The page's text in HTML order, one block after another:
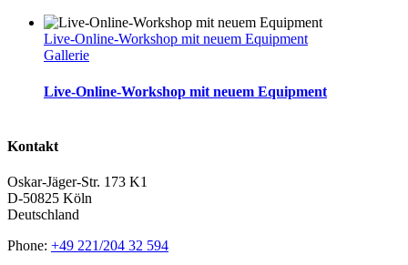
Live-Online-Workshop mit neuem Equipment
Gallerie
Live-Online-Workshop mit neuem Equipment
Kontakt
Oskar-Jäger-Str. 173 K1
D-50825 Köln
Deutschland
Phone: +49 221/204 32 594